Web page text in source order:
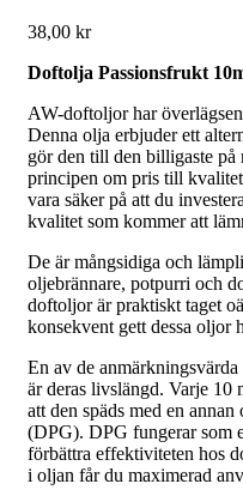
38,00 kr
Doftolja Passionsfrukt
AW-doftoljor har
Denna olja erbjuder ett
gör den till den billigaste
principen om pris till
vara säker på att du
kvalitet som kommer att
De är mångsidiga och
oljebrännare, potpurri och
doftoljor är praktiskt taget
konsekvent gett dessa oljor
En av de
är deras livslängd. Varje 10
att den späds med en
(DPG). DPG fungerar som
förbättra effektiviteten hos
i oljan får du maximerad